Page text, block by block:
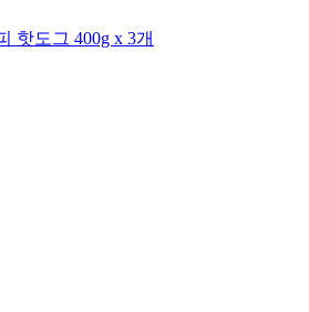
핫도그 400g x 3개